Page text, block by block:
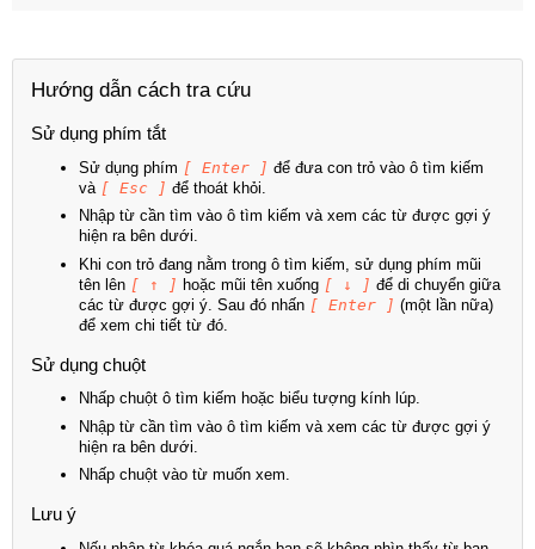
Hướng dẫn cách tra cứu
Sử dụng phím tắt
Sử dụng phím [ Enter ] để đưa con trỏ vào ô tìm kiếm
và [ Esc ] để thoát khỏi.
Nhập từ cần tìm vào ô tìm kiếm và xem các từ được gợi ý
hiện ra bên dưới.
Khi con trỏ đang nằm trong ô tìm kiếm, sử dụng phím mũi
tên lên [ ↑ ] hoặc mũi tên xuống [ ↓ ] để di chuyển giữa
các từ được gợi ý. Sau đó nhấn [ Enter ] (một lần nữa)
để xem chi tiết từ đó.
Sử dụng chuột
Nhấp chuột ô tìm kiếm hoặc biểu tượng kính lúp.
Nhập từ cần tìm vào ô tìm kiếm và xem các từ được gợi ý
hiện ra bên dưới.
Nhấp chuột vào từ muốn xem.
Lưu ý